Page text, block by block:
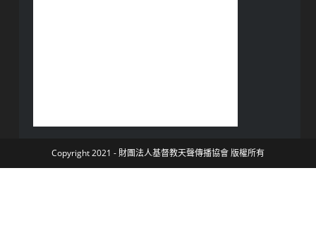
Copyright 2021 - 財團法人基督教天聲傳播協會 版權所有